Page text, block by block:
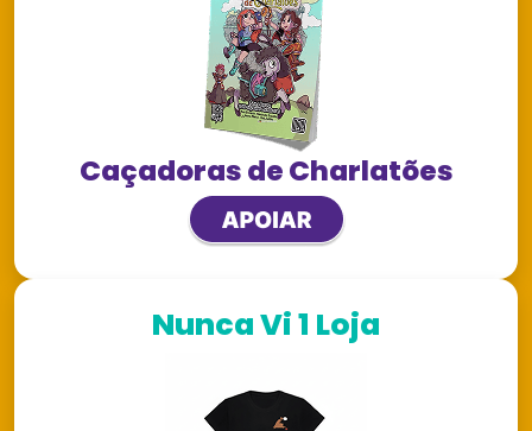
Caçadoras de Charlatões
Nunca Vi 1 Loja